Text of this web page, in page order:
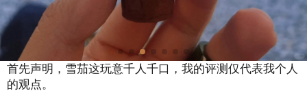
首先声明，雪茄这玩意千人千口，我的评测仅代表我个人
的观点。